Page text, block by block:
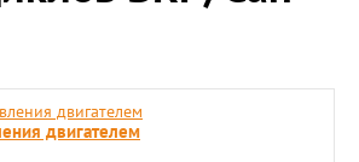
двигателем